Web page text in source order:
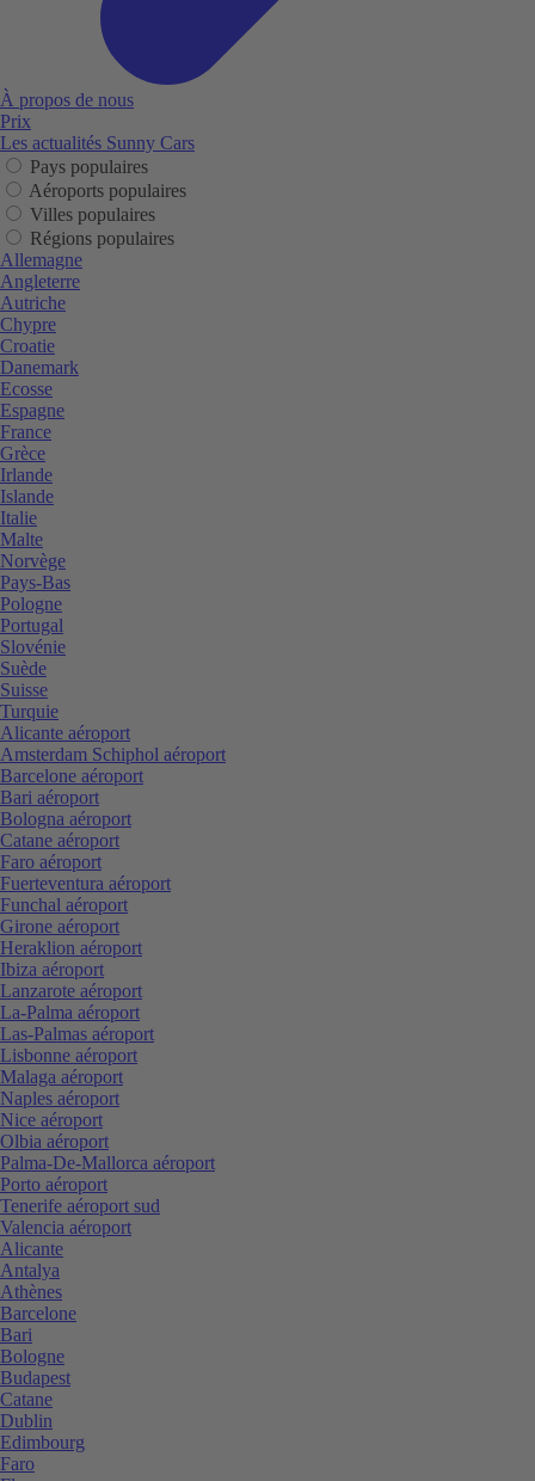
À propos de nous
Prix
Les actualités Sunny Cars
Pays populaires
Aéroports populaires
Villes populaires
Régions populaires
Allemagne
Angleterre
Autriche
Chypre
Croatie
Danemark
Ecosse
Espagne
France
Grèce
Irlande
Islande
Italie
Malte
Norvège
Pays-Bas
Pologne
Portugal
Slovénie
Suède
Suisse
Turquie
Alicante aéroport
Amsterdam Schiphol aéroport
Barcelone aéroport
Bari aéroport
Bologna aéroport
Catane aéroport
Faro aéroport
Fuerteventura aéroport
Funchal aéroport
Girone aéroport
Heraklion aéroport
Ibiza aéroport
Lanzarote aéroport
La-Palma aéroport
Las-Palmas aéroport
Lisbonne aéroport
Malaga aéroport
Naples aéroport
Nice aéroport
Olbia aéroport
Palma-De-Mallorca aéroport
Porto aéroport
Tenerife aéroport sud
Valencia aéroport
Alicante
Antalya
Athènes
Barcelone
Bari
Bologne
Budapest
Catane
Dublin
Edimbourg
Faro